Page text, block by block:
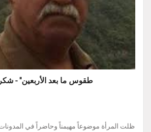
"طقوس ما بعد الأربعين" -
ظلت المرأة موضوعاً مهيمناً وحاضراً في